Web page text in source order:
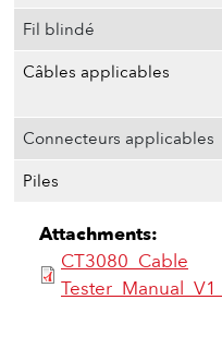
Fil blindé
Câbles applicables
Connecteurs applicables
Piles
Attachments:
CT3080_Cable